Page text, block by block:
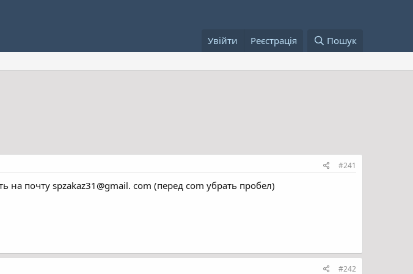
Увійти Реєстрація Пошук
#241
на почту spzakaz31@gmail. com (перед com убрать пробел)
#242